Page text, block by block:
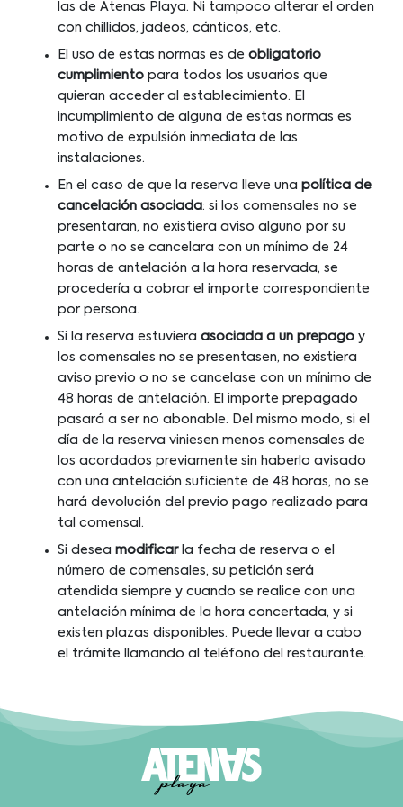
las de Atenas Playa. Ni tampoco alterar el orden
con chillidos, jadeos, cánticos, etc.
El uso de estas normas es de obligatorio
cumplimiento para todos los usuarios que
quieran acceder al establecimiento. El
incumplimiento de alguna de estas normas es
motivo de expulsión inmediata de las
instalaciones.
En el caso de que la reserva lleve una política de
cancelación asociada: si los comensales no se
presentaran, no existiera aviso alguno por su
parte o no se cancelara con un mínimo de 24
horas de antelación a la hora reservada, se
procedería a cobrar el importe correspondiente
por persona.
Si la reserva estuviera asociada a un prepago y
los comensales no se presentasen, no existiera
aviso previo o no se cancelase con un mínimo de
48 horas de antelación. El importe prepagado
pasará a ser no abonable. Del mismo modo, si el
día de la reserva viniesen menos comensales de
los acordados previamente sin haberlo avisado
con una antelación suficiente de 48 horas, no se
hará devolución del previo pago realizado para
tal comensal.
Si desea modificarla fecha de reserva o el
número de comensales, su petición será
atendida siempre y cuando se realice con una
antelación mínima de la hora concertada, y si
existen plazas disponibles. Puede llevar a cabo
el trámite llamando al teléfono del restaurante.